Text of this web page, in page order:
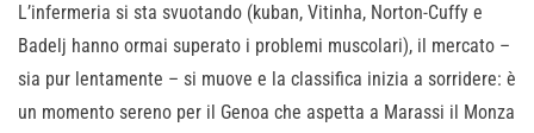
L’infermeria si sta svuotando (kuban, Vitinha, Norton-Cuffy e
Badelj hanno ormai superato i problemi muscolari), il mercato –
sia pur lentamente – si muove e la classifica inizia a sorridere: è
un momento sereno per il Genoa che aspetta a Marassi il Monza